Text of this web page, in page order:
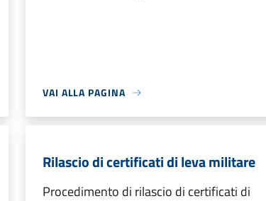
VAI ALLA PAGINA
Rilascio di certificati di leva militare
Procedimento di rilascio di certificati di